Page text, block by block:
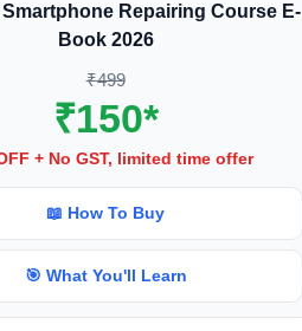
Repairing Course E-
Book 2026
₹499
₹150*
+ No GST, limited time offer
📖 How To Buy
🎯 What You'll Learn